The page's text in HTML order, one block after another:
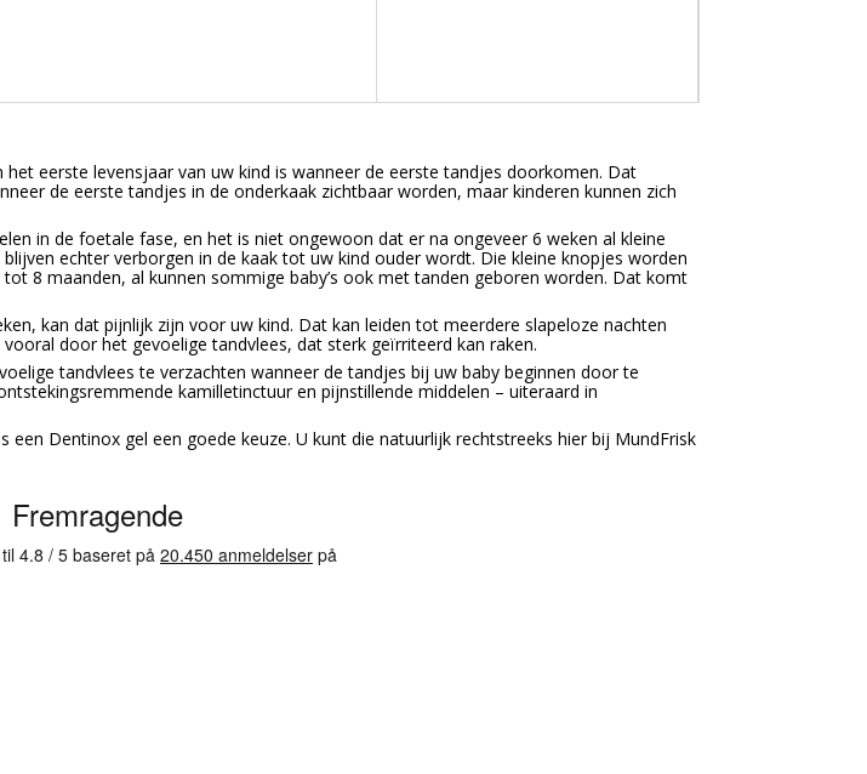
het eerste levensjaar van uw kind is wanneer de eerste tandjes doorkomen. Dat
de eerste tandjes in de onderkaak zichtbaar worden, maar kinderen kunnen zich
in de foetale fase, en het is niet ongewoon dat er na ongeveer 6 weken al kleine
echter verborgen in de kaak tot uw kind ouder wordt. Die kleine knopjes worden
8 maanden, al kunnen sommige baby’s ook met tanden geboren worden. Dat komt
kan dat pijnlijk zijn voor uw kind. Dat kan leiden tot meerdere slapeloze nachten
door het gevoelige tandvlees, dat sterk geïrriteerd kan raken.
tandvlees te verzachten wanneer de tandjes bij uw baby beginnen door te
kamilletinctuur en pijnstillende middelen – uiteraard in
een Dentinox gel een goede keuze. U kunt die natuurlijk rechtstreeks hier bij MundFrisk